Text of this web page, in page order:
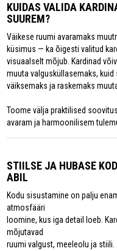
KUIDAS VALIDA
SUUREM?
Väikese ruumi avaramaks
küsimus — ka õigesti valitud
visuaalselt mõjub. Kardinad
muuta valgusküllasemaks,
väiksemaks ja raskemaks
Toome välja praktilised
avaram ja harmoonilisem
STIILSE JA HUBASE
ABIL
Kodu sisustamine on palju
atmosfääri
loomine, kus iga detail loeb.
mõjutavad
ruumi valgust, meeleolu ja